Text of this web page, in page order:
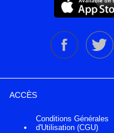
ACCÈS
Conditions Générales
d'Utilisation (CGU)